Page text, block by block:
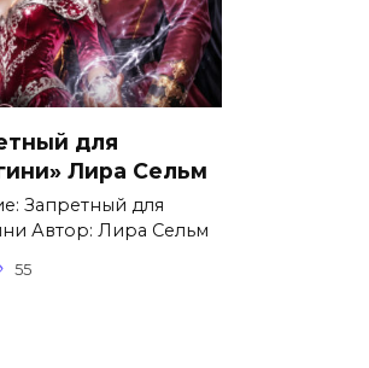
для
Лира Сельм
Запретный для
Автор: Лира Сельм
55